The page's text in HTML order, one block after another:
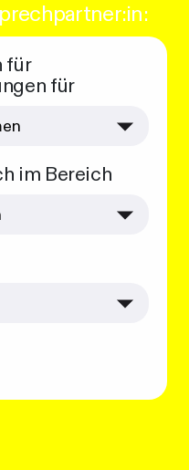
für
für
im Bereich